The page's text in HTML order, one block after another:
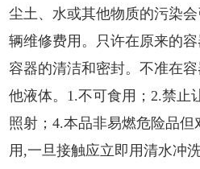
尘土、水或其他物质的污染
辆维修费用。只许在原来的
容器的清洁和密封。不准在
他液体。1.不可食用；2.禁止
照射；4.本品非易燃危险品
用,一旦接触应立即用清水冲